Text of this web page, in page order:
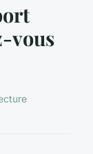
vous